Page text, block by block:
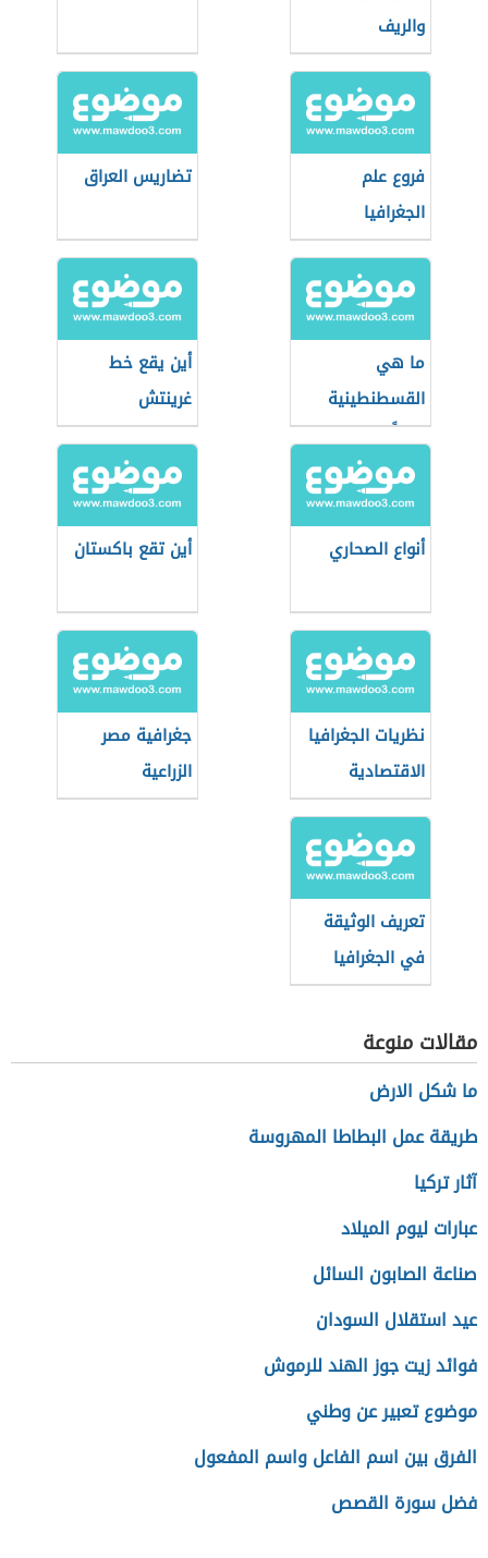
والريف
فروع علم
الجغرافيا
تضاريس العراق
ما هي
القسطنطينية
حالياً
أين يقع خط
غرينتش
أنواع الصحاري أين تقع باكستان
نظريات الجغرافيا
الاقتصادية
جغرافية مصر
الزراعية
تعريف الوثيقة
في الجغرافيا
مقالات منوعة
ما شكل الارض
طريقة عمل البطاطا المهروسة
آثار تركيا
عبارات ليوم الميلاد
صناعة الصابون السائل
عيد استقلال السودان
فوائد زيت جوز الهند للرموش
موضوع تعبير عن وطني
الفرق بين اسم الفاعل واسم المفعول
فضل سورة القصص